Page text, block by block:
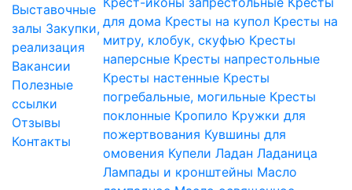
Выставочные
залы Закупки,
реализация
Вакансии
Полезные
ссылки
Отзывы
Контакты
для дома Кресты на купол Кресты на
митру, клобук, скуфью Кресты
наперсные Кресты напрестольные
Кресты настенные Кресты
погребальные, могильные Кресты
поклонные Кропило Кружки для
пожертвования Кувшины для
омовения Купели Ладан Ладаница
Лампады и кронштейны Масло